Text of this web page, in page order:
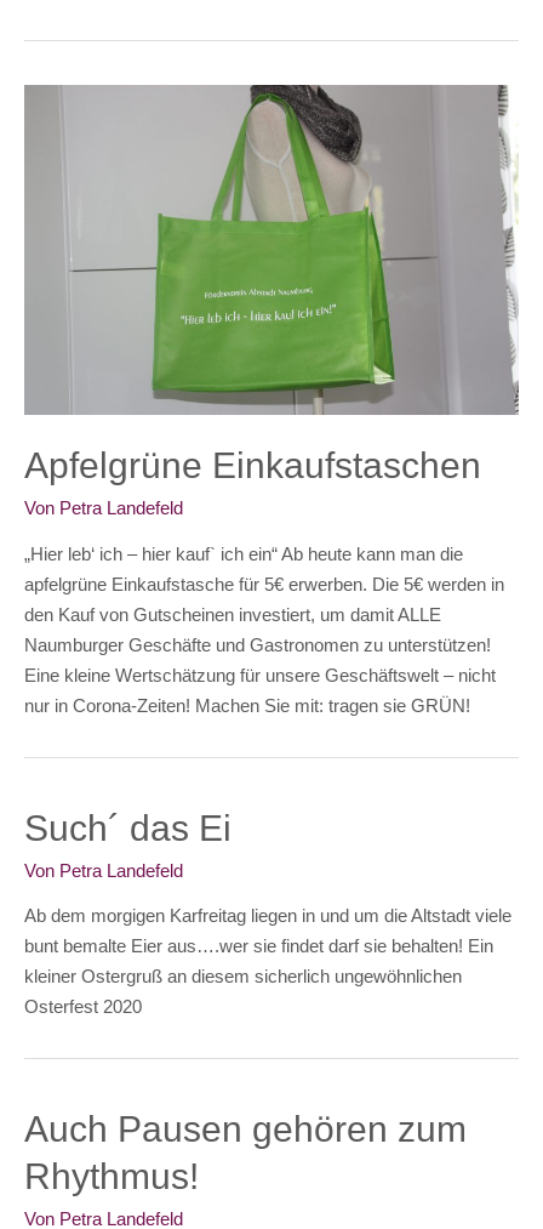
Apfelgrüne Einkaufstaschen
Von Petra Landefeld
„Hier leb‘ ich – hier kauf` ich ein“ Ab heute kann man die
apfelgrüne Einkaufstasche für 5€ erwerben. Die 5€ werden in
den Kauf von Gutscheinen investiert, um damit ALLE
Naumburger Geschäfte und Gastronomen zu unterstützen!
Eine kleine Wertschätzung für unsere Geschäftswelt – nicht
nur in Corona-Zeiten! Machen Sie mit: tragen sie GRÜN!
Such´ das Ei
Von Petra Landefeld
Ab dem morgigen Karfreitag liegen in und um die Altstadt viele
bunt bemalte Eier aus….wer sie findet darf sie behalten! Ein
kleiner Ostergruß an diesem sicherlich ungewöhnlichen
Osterfest 2020
Auch Pausen gehören zum
Rhythmus!
Von Petra Landefeld